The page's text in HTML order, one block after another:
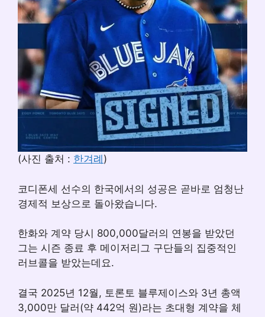
(사진 출처 : 한겨례 )
코디폰세 선수의 한국에서의 성공은 곧바로 엄청난
경제적 보상으로 돌아왔습니다.
한화와 계약 당시 800,000달러의 연봉을 받았던
그는 시즌 종료 후 메이저리그 구단들의 집중적인
러브콜을 받았는데요.
결국 2025년 12월, 토론토 블루제이스와 3년 총액
3,000만 달러(약 442억 원)라는 초대형 계약을 체